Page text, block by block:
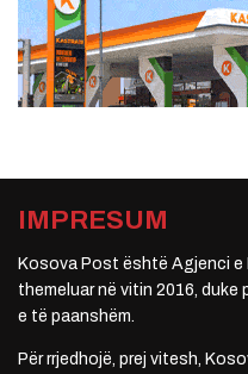
IMPRESUM
Kosova Post është Agjenci e
themeluar në vitin 2016, duke
e të paanshëm.
Për rrjedhojë, prej vitesh,